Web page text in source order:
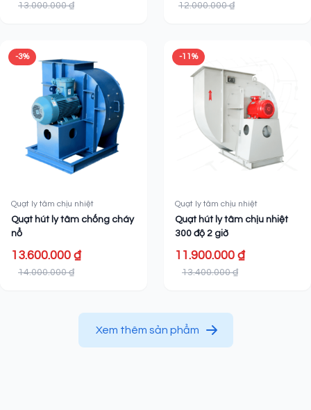
13.000.000 ₫ 12.000.000 ₫
-3%
Quạt ly tâm chịu nhiệt
Quạt hút ly tâm chống cháy
nổ
13.600.000 ₫
14.000.000 ₫
-11%
Quạt ly tâm chịu nhiệt
Quạt hút ly tâm chịu nhiệt
300 độ 2 giờ
11.900.000 ₫
13.400.000 ₫
Xem thêm sản phẩm